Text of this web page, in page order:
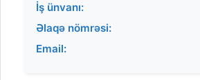
İş ünvanı:
Əlaqə nömrəsi:
Email: